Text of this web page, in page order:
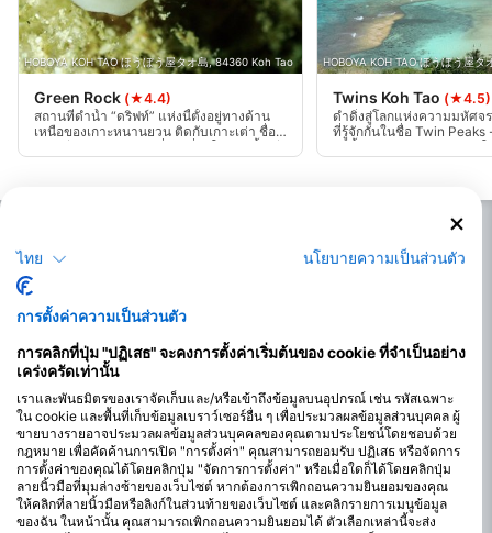
HOBOYA KOH TAO ほうぼう屋タオ島, 84360 Koh Tao
Green Rock (★4.4)
สถานที่ดำน้ำ “ดริฟท์” แห่งนี้ตั้งอยู่ทางด้าน
เหนือของเกาะหนานยวน ติดกับเกาะเต่า ชื่อ
“หินเขียว” มาจากการที่รากที่อยู่ใกล้ ผิวน้ำ มี
ลักษณะเป็นสีเขียว มีระดับความลึกระหว่าง
HOBOYA KOH TAO ほうぼう屋
Twins Koh Tao (★4.5)
ดำดิ่งสู่โลกแห่งความมหัศจ
ที่รู้จักกันในชื่อ Twin
ดำน้ำ เกาะเต่า ! สำรวจหิ
ก้อนที่มีความลึกตั้งแต่ 7 ถึง
สม่ำเสมอ อย่าพลาดอัญมณี
ไทย นโยบายความเป็นส่วนตัว
การตั้งค่าความเป็นส่วนตัว
การคลิกที่ปุ่ม "ปฏิเสธ" จะคงการตั้งค่าเริ่มต้นของ cookie ที่จำเป็นอย่าง
เคร่งครัดเท่านั้น
เราและพันธมิตรของเราจัดเก็บและ/หรือเข้าถึงข้อมูลบนอุปกรณ์ เช่น รหัสเฉพาะ
ใน cookie และพื้นที่เก็บข้อมูลเบราว์เซอร์อื่น ๆ เพื่อประมวลผลข้อมูลส่วนบุคคล ผู้
ขายบางรายอาจประมวลผลข้อมูลส่วนบุคคลของคุณตามประโยชน์โดยชอบด้วย
กฎหมาย เพื่อคัดค้านการเปิด "การตั้งค่า" คุณสามารถยอมรับ ปฏิเสธ หรือจัดการ
การตั้งค่าของคุณได้โดยคลิกปุ่ม "จัดการการตั้งค่า" หรือเมื่อใดก็ได้โดยคลิกปุ่ม
ลายนิ้วมือที่มุมล่างซ้ายของเว็บไซต์ หากต้องการเพิกถอนความยินยอมของคุณ
ให้คลิกที่ลายนิ้วมือหรือลิงก์ในส่วนท้ายของเว็บไซต์ และคลิกรายการเมนูข้อมูล
ของฉัน ในหน้านั้น คุณสามารถเพิกถอนความยินยอมได้ ตัวเลือกเหล่านี้จะส่ง